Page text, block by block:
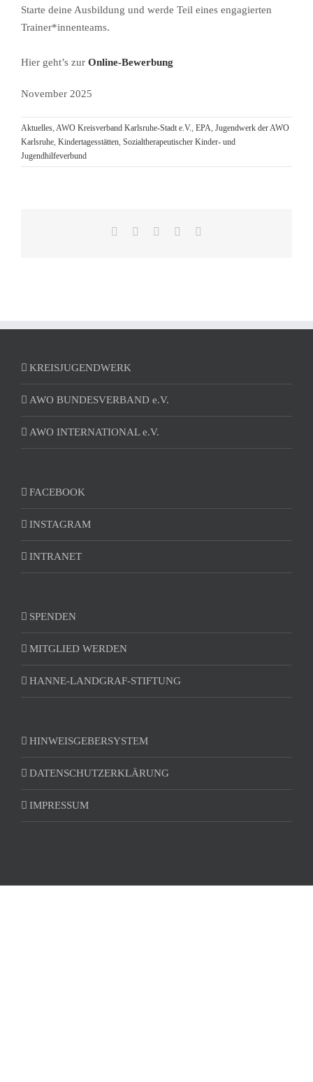
Starte deine Ausbildung und werde Teil eines engagierten
Trainer*innenteams.
Hier geht’s zur Online-Bewerbung
November 2025
Aktuelles AWO Kreisverband Karlsruhe-Stadt e.V. EPA Jugendwerk der AWO
Karlsruhe Kindertagesstätten Sozialtherapeutischer Kinder- und
Jugendhilfeverbund
Facebook
Reddit LinkedInPinterest
KREISJUGENDWERK
AWO BUNDESVERBAND e.V.
AWO INTERNATIONAL e.V.
FACEBOOK
INSTAGRAM
INTRANET
SPENDEN
MITGLIED WERDEN
HANNE-LANDGRAF-STIFTUNG
HINWEISGEBERSYSTEM
DATENSCHUTZERKLÄRUNG
IMPRESSUM